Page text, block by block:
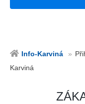
Info-Karviná
Karviná